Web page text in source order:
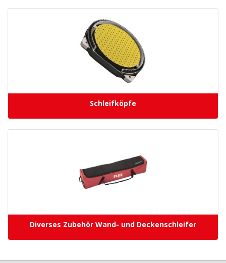
Schleifköpfe
Diverses Zubehör Wand- und Deckenschleifer